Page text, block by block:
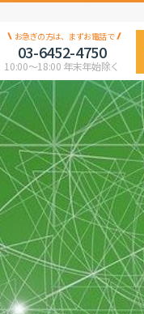
お急ぎの方は、まずお電話で
03-6452-4750
10:00〜18:00 年末年始除く